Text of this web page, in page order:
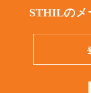
STHILのメ